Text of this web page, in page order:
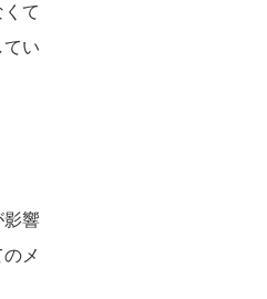
て
い
影響
メ